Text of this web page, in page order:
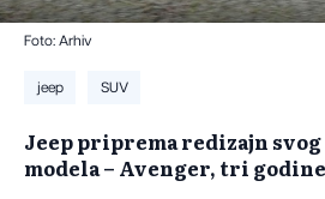
Foto: Arhiv
jeep SUV
Jeep priprema redizajn svog
modela – Avenger, tri